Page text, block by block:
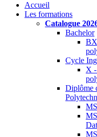
Accueil
Les formations
Catalogue
Bachelor
Cycle
X -
Diplôme